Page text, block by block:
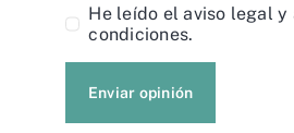
He leído elaviso legal y
condiciones.
Enviar opinión